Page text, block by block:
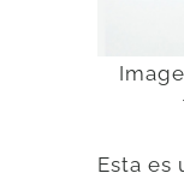
Esta es